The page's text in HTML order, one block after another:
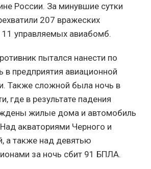
России. За минувшие сутки
207 вражеских
11 управляемых авиабомб.
пытался нанести по
в предприятия авиационной
Также сложной была ночь в
где в результате падения
жилые дома и автомобиль
акваториями Черного и
а также над девятью
за ночь сбит 91 БПЛА.